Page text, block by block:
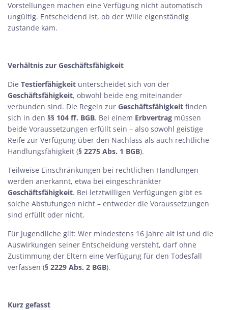
Vorstellungen machen eine Verfügung nicht automatisch
ungültig. Entscheidend ist, ob der Wille eigenständig
zustande kam.
Verhältnis zur Geschäftsfähigkeit
Die Testierfähigkeit unterscheidet sich von der
Geschäftsfähigkeit, obwohl beide eng miteinander
verbunden sind. Die Regeln zur Geschäftsfähigkeit finden
sich in den §§ 104 ff. BGB. Bei einem Erbvertrag müssen
beide Voraussetzungen erfüllt sein – also sowohl geistige
Reife zur Verfügung über den Nachlass als auch rechtliche
Handlungsfähigkeit (§ 2275 Abs. 1 BGB).
Teilweise Einschränkungen bei rechtlichen Handlungen
werden anerkannt, etwa bei eingeschränkter
Geschäftsfähigkeit. Bei letztwilligen Verfügungen gibt es
solche Abstufungen nicht – entweder die Voraussetzungen
sind erfüllt oder nicht.
Für Jugendliche gilt: Wer mindestens 16 Jahre alt ist und die
Auswirkungen seiner Entscheidung versteht, darf ohne
Zustimmung der Eltern eine Verfügung für den Todesfall
verfassen (§ 2229 Abs. 2 BGB).
Kurz gefasst